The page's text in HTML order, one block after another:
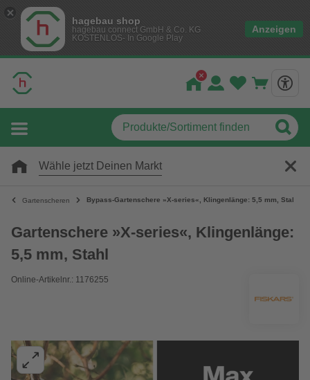
hagebau shop
hagebau connect GmbH & Co. KG
KOSTENLOS- In Google Play
Anzeigen
Wähle jetzt Deinen Markt
Gartenscheren Bypass-Gartenschere »X-series«, Klingenlänge: 5,5 mm, Stahl
Gartenschere »X-series«, Klingenlänge:
5,5 mm, Stahl
Online-Artikelnr.: 1176255